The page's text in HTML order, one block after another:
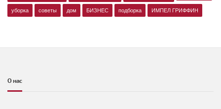
уборка советы дом БИЗНЕС подборка ИМПЕЛ ГРИФФИН
О нас